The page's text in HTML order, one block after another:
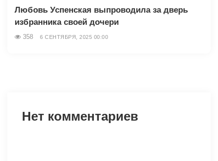
Любовь Успенская выпроводила за дверь
избранника своей дочери
358 6 СЕНТЯБРЯ, 2025 00:00
Нет комментариев